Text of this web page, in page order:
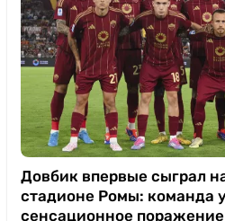
Довбик впервые сыграл
стадионе Ромы: команда
сенсационное